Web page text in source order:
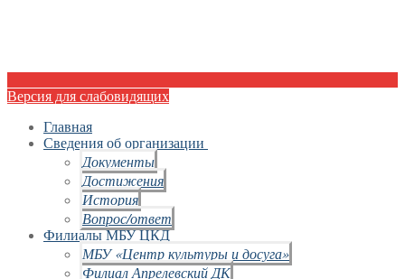
Версия для слабовидящих
Главная
Сведения об организации
Документы
Достижения
История
Вопрос/ответ
Филиалы МБУ ЦКД
МБУ «Центр культуры и досуга»
Филиал Апрелевский ДК